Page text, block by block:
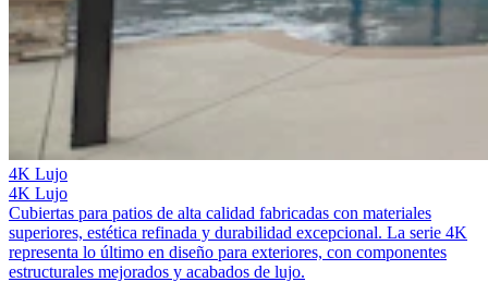
4K Lujo
4K Lujo
Cubiertas para patios de alta calidad fabricadas con materiales
superiores, estética refinada y durabilidad excepcional. La serie 4K
representa lo último en diseño para exteriores, con componentes
estructurales mejorados y acabados de lujo.